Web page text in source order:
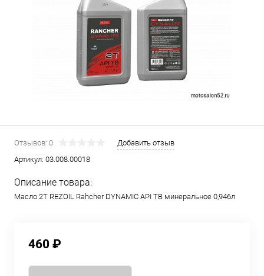
Отзывов: 0
Добавить отзыв
Артикул: 03.008.00018
Описание товара:
Масло 2Т REZOIL Rahcher DYNAMIC API TB минеральное 0,946л
460 ₽